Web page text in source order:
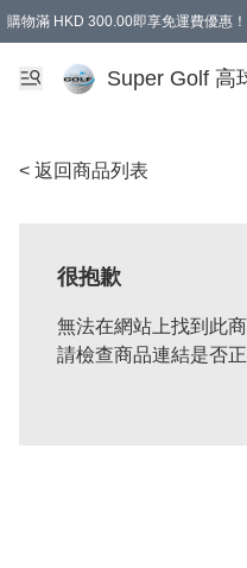
購物滿 HKD 300.00即享免運費優惠
Super Golf 高
< 返回商品列表
很抱歉
無法在網站上找到此
請檢查商品連結是否正